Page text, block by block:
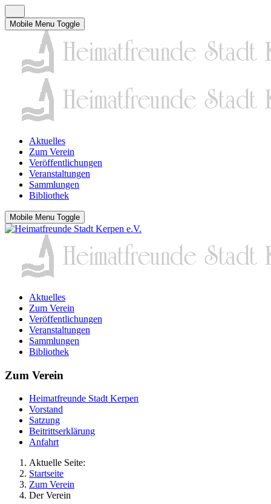
Mobile Menu Toggle
Aktuelles
Zum Verein
Veröffentlichungen
Veranstaltungen
Sammlungen
Bibliothek
Mobile Menu Toggle
Aktuelles
Zum Verein
Veröffentlichungen
Veranstaltungen
Sammlungen
Bibliothek
Zum Verein
Heimatfreunde Stadt Kerpen
Vorstand
Satzung
Beitrittserklärung
Anfahrt
Aktuelle Seite:
Startseite
Zum Verein
Der Verein